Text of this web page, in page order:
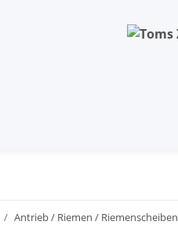
Antrieb / Riemen / Riemenscheiben